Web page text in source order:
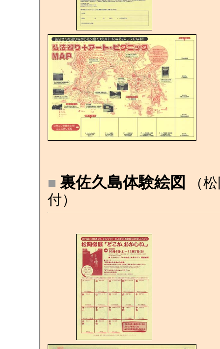
■ 裏佐久島体験絵図
（
付）